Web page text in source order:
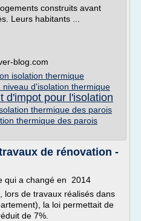
construits avant
Leurs habitants ...
blog.com
isolation thermique
niveau d'isolation thermique
d'impot pour l'isolation
thermique des parois
thermique des parois
de rénovation -
qui a changé en 2014
lors de travaux réalisés dans
la loi permettait de
de 7%.